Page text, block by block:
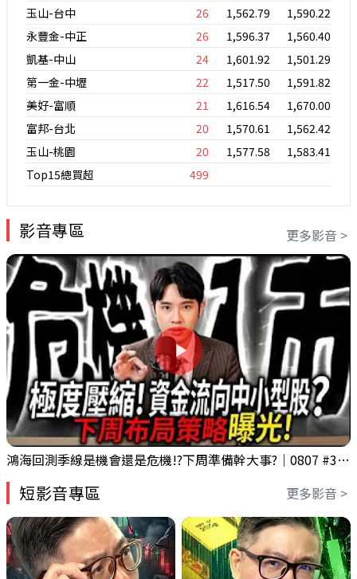
玉山-台中
26 1,562.79
1,590.22
永豐金-中正
26 1,596.37
1,560.40
凱基-中山
24 1,601.92
1,501.29
第一金-中壢
22 1,517.50
1,591.82
美好-富順
21 1,616.54
1,670.00
富邦-台北
20 1,570.61
1,562.42
玉山-桃園
20 1,577.58
1,583.41
Top15總買超
499
影音專區 更多影音 >
鴻海回測季線是機會還是危機!?下周準備幹大事?｜0807 #3661 #2317 #2317鴻海
短影音專區 更多影音 >